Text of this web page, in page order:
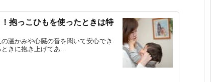
抱っこひもを使ったときは特
温かみや心臓の音を聞いて安心でき
きに抱き上げてあ...